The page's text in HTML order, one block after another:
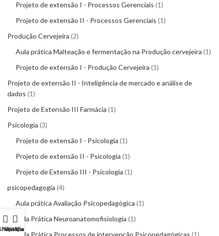
Projeto de extensão I - Processos Gerenciais 1
Projeto de extensão II - Processos Gerenciais 1
Produção Cervejeira 2
Aula prática Malteação e fermentação na Produção cervejeira 1
Projeto de extensão I - Produção Cervejeira 1
Projeto de extensão II - Inteligência de mercado e análise de
dados 1
Projeto de Extensão III Farmácia 1
Psicologia 3
Projeto de extensão I - Psicologia 1
Projeto de extensão II - Psicologia 1
Projeto de Extensão III - Psicologia 1
psicopedagogia 4
Aula prática Avaliação Psicopedagógica 1
Aula Prática Neuroanatomofisiologia 1
Filters
Wishlist
Cart
My account